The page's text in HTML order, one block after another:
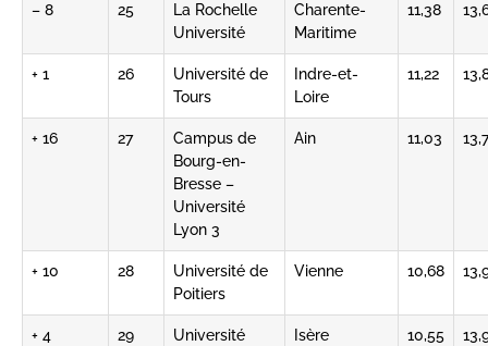
– 8 25
La Rochelle
Université
Charente-
Maritime
11,38
+ 1 26
Université de
Tours
Indre-et-
Loire
11,22
+ 16 27
Campus de
Bourg-en-
Bresse –
Université
Lyon 3
Ain 11,03 13,7
+ 10 28
Université de
Poitiers
Vienne 10,68
+ 4 29
Université
Isère 10,55